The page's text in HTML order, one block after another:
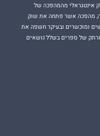
אינטגראלי מהמהפכה של
מהפכה אשר פתחה את שוק
ומוכשרים ובעיקר חשפה את
של ספרים בשלל נושאים